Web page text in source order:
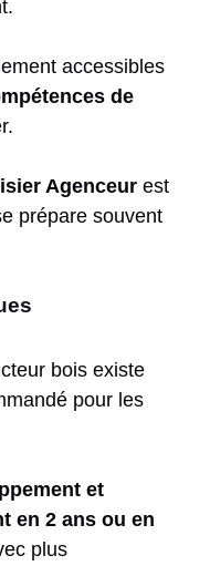
accessibles
de
Agenceur est
prépare souvent
bois existe
pour les
et
en 2 ans ou en
plus